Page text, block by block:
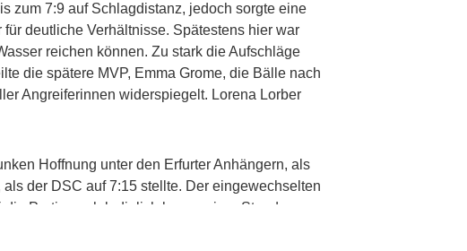
zum 7:9 auf Schlagdistanz, jedoch sorgte eine
deutliche Verhältnisse. Spätestens hier war
reichen können. Zu stark die Aufschläge
die spätere MVP, Emma Grome, die Bälle nach
Angreiferinnen widerspiegelt. Lorena Lorber
Hoffnung unter den Erfurter Anhängern, als
der DSC auf 7:15 stellte. Der eingewechselten
Partie nach lediglich knapp einer Stunde